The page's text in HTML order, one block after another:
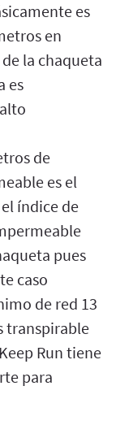
es
en
la chaqueta
es
de
es el
índice de
pues
caso
de red 13
transpirable
Run tiene
para